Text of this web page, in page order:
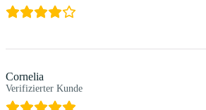
Cornelia
Verifizierter Kunde